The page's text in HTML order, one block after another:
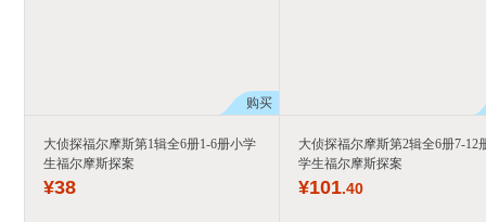
购买
大侦探福尔摩斯第1辑全6册1-6册小学
生福尔摩斯探案
¥38
大侦探福尔摩斯第2辑全6册7-12
学生福尔摩斯探案
¥101.40